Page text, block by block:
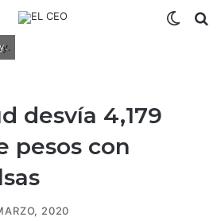
desvía 4,179
pesos con
2020